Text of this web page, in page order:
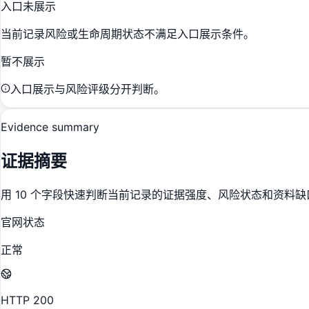
入口未展示
当前记录风险或生命周期状态不满足入口展示条件。
暂不展示
入口展示与风险评级分开判断。
Evidence summary
证据摘要
用 10 个字段快速判断当前记录的证据强度、风险状态和资料缺
官网状态
正常
HTTP 200